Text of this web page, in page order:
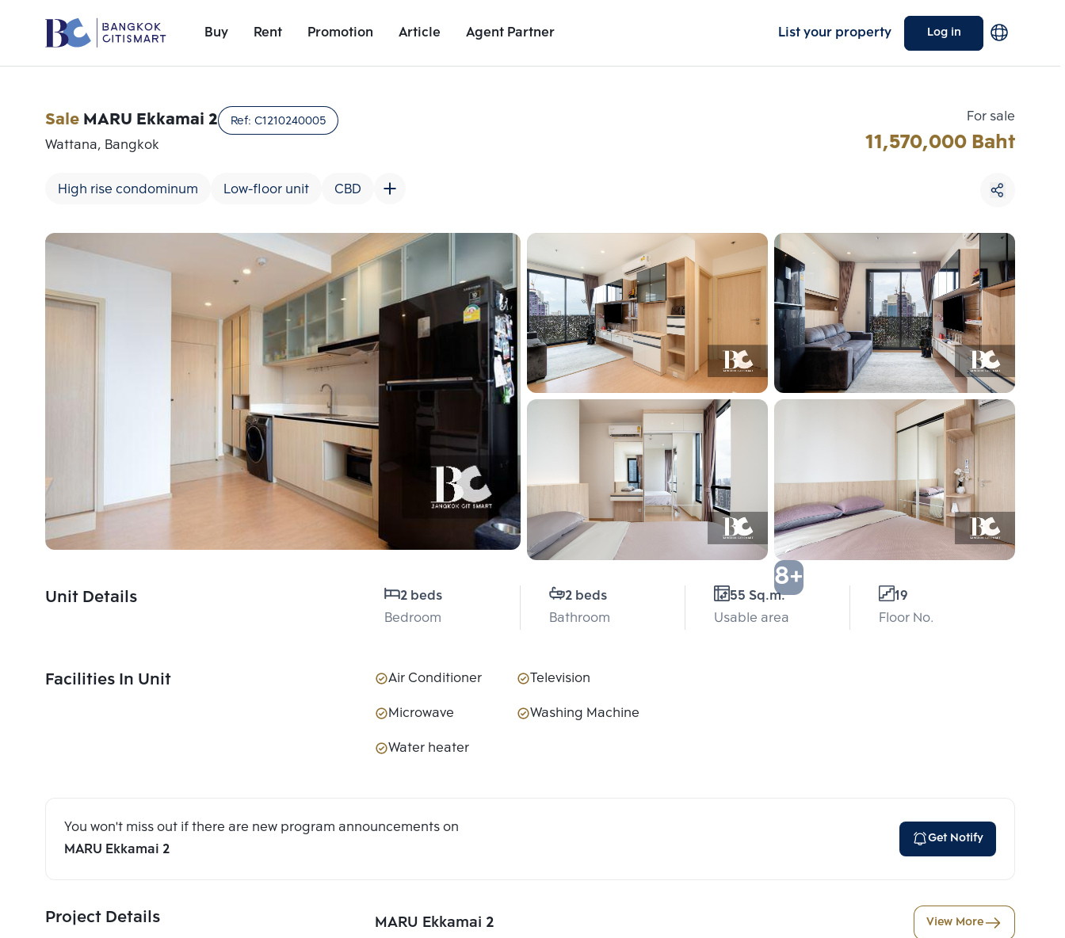
Buy Rent Promotion Article Agent Partner List your property Log in
Unit Details
SaleMARU Ekkamai 2 Ref: C1210240005
Wattana, Bangkok
High rise condominum Low-floor unit CBD
For sale
11,570,000 Baht
8+
Unit Details
2 beds
Bedroom
2 beds
Bathroom
55 Sq.m.
Usable area
19
Floor No.
Facilities In Unit Air Conditioner
Television
Microwave
Washing Machine
Water heater
You won't miss out if there are new program announcements on
MARU Ekkamai 2
Get Notify
Project Details MARU Ekkamai 2 View More
Add comparative units
Add comparative units
Number 2
Add comparative units
Choose comparative unit
Maximum 3 units
Compare
Clear all